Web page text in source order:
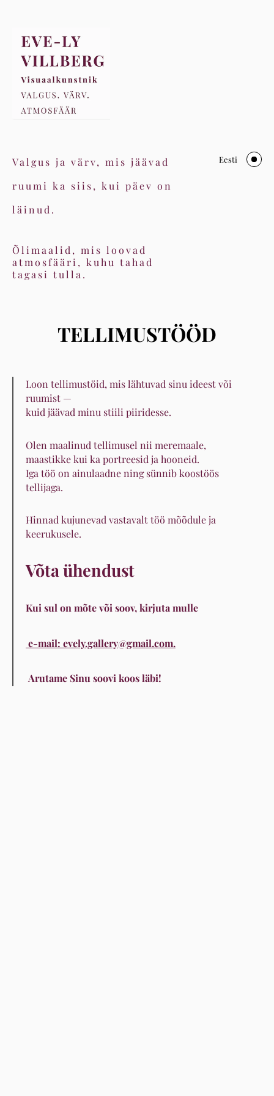
Valgus ja värv, mis jäävad
ruumi ka siis, kui päev on
läinud.
Õlimaalid, mis loovad
atmosfääri, kuhu tahad
tagasi tulla.
Eesti
TELLIMUSTÖÖD
Loon tellimustöid, mis lähtuvad sinu ideest või
ruumist —
kuid jäävad minu stiili piiridesse.
Olen maalinud tellimusel nii meremaale,
maastikke kui ka portreesid ja hooneid.
Iga töö on ainulaadne ning sünnib koostöös
tellijaga.
Hinnad kujunevad vastavalt töö mõõdule ja
keerukusele.
Võta ühendust
Kui sul on mõte või soov, kirjuta mulle
e-mail: evely.gallery@gmail.com.
Arutame Sinu soovi koos läbi!